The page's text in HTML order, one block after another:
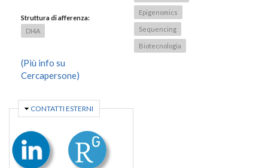
Struttura di afferenza:
DI4A
(Più info su
Cercapersone)
Epigenomics
Sequencing
Biotecnologia
NASCONDI
CONTATTI ESTERNI